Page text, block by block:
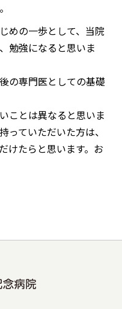
めの一歩として、当院
勉強になると思いま
の専門医としての基礎
ことは異なると思いま
っていただいた方は、
けたらと思います。お